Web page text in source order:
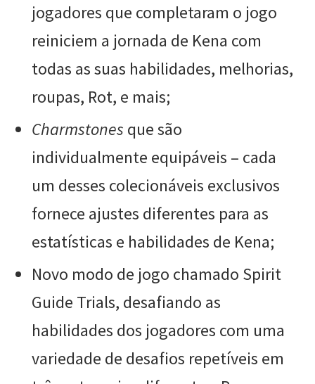
jogadores que completaram o jogo
reiniciem a jornada de Kena com
todas as suas habilidades, melhorias,
roupas, Rot, e mais;
Charmstones que são
individualmente equipáveis – cada
um desses colecionáveis exclusivos
fornece ajustes diferentes para as
estatísticas e habilidades de Kena;
Novo modo de jogo chamado Spirit
Guide Trials, desafiando as
habilidades dos jogadores com uma
variedade de desafios repetíveis em